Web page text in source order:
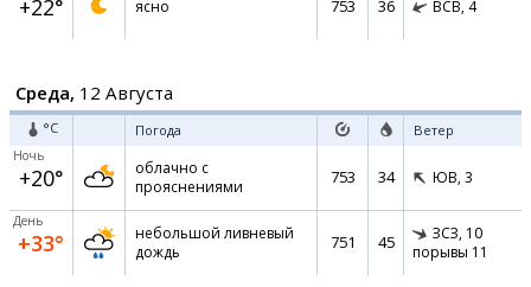
+22° ясно 753 36 ВСВ, 4
Среда, 12 Августа
°C Погода Ветер
Ночь
+20°
облачно с
прояснениями
753 34 ЮВ, 3
День
+33°
небольшой ливневый
дождь
751 45 ЗСЗ, 10
порывы 11